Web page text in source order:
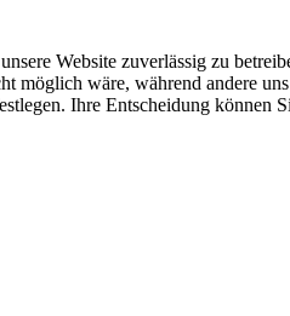
Website zuverlässig zu
wäre, während andere
Ihre Entscheidung